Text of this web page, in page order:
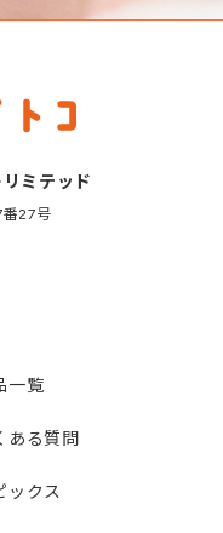
ミテッド
27号
一覧
ある質問
ックス